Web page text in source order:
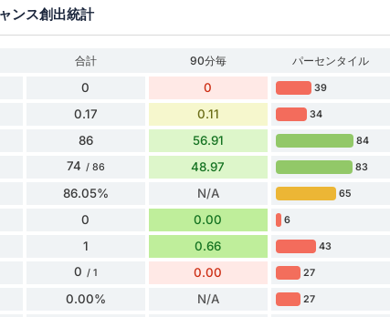
ンス創出統計
合計 90分毎
パーセンタイル
0 0 39
0.17 0.11 34
86 56.91 84
74 / 86 48.97 83
86.05% N/A 65
0 0.00 6
1 0.66 43
0 / 1 0.00 27
0.00% N/A 27